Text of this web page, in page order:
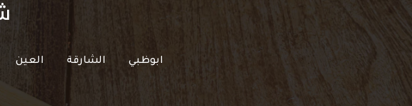
ابوظبي الشارقة العين